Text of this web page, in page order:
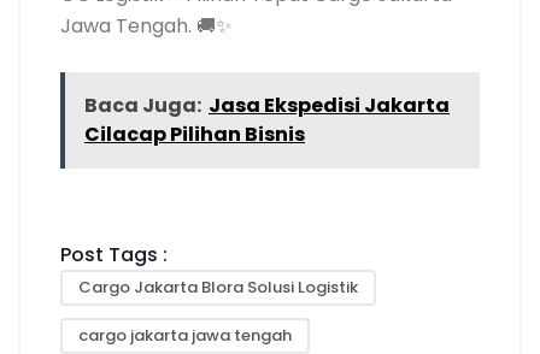
Jawa Tengah. 🚚✨
Baca Juga: Jasa Ekspedisi Jakarta
Cilacap Pilihan Bisnis
Post Tags :
Cargo Jakarta Blora Solusi Logistik
cargo jakarta jawa tengah